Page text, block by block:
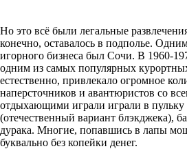
Но это всё были легальные
конечно, оставалось в подполье.
игорного бизнеса был Сочи. В 1960-
одним из самых популярных
естественно, привлекало огромное
наперсточников и авантюристов со
отдыхающими играли играли в пульку
(отечественный вариант блэкджека),
дурака. Многие, попавшись в лапы
буквально без копейки денег.